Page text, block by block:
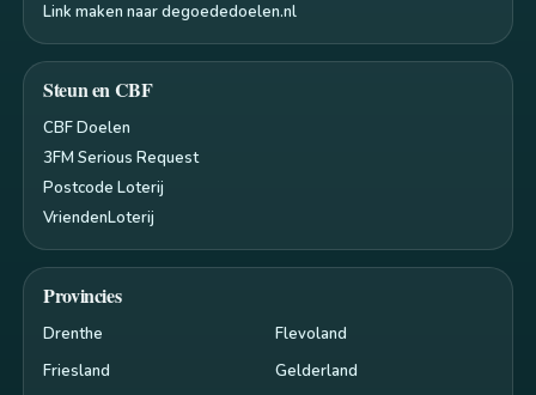
Link maken naar degoededoelen.nl
Steun en CBF
CBF Doelen
3FM Serious Request
Postcode Loterij
VriendenLoterij
Provincies
Drenthe
Flevoland
Friesland
Gelderland